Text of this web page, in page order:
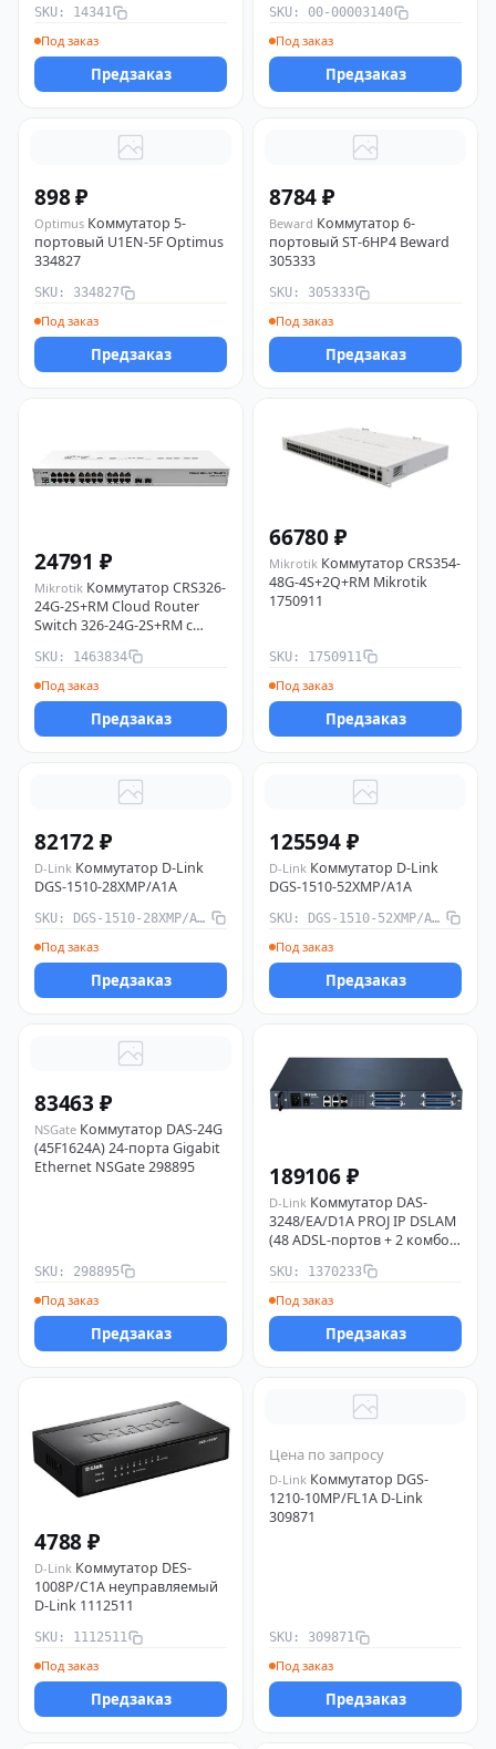
SKU: 14341
Под заказ
Предзаказ
SKU: 00-00003140
Под заказ
Предзаказ
898 ₽
Optimus Коммутатор 5-
портовый U1EN-5F Optimus
334827
SKU: 334827
Под заказ
Предзаказ
8784 ₽
Beward Коммутатор 6-
портовый ST-6HP4 Beward
305333
SKU: 305333
Под заказ
Предзаказ
24791 ₽
Mikrotik Коммутатор CRS326-
24G-2S+RM Cloud Router
Switch 326-24G-2S+RM с
стойку Mikrotik 1463834
SKU: 1463834
Под заказ
Предзаказ
66780 ₽
Mikrotik Коммутатор CRS354-
48G-4S+2Q+RM Mikrotik
1750911
SKU: 1750911
Под заказ
Предзаказ
82172 ₽
D-Link Коммутатор D-Link
DGS-1510-28XMP/A1A
SKU: DGS-1510-28XMP/A1A
Под заказ
Предзаказ
125594 ₽
D-Link Коммутатор D-Link
DGS-1510-52XMP/A1A
SKU: DGS-1510-52XMP/A1A
Под заказ
Предзаказ
83463 ₽
NSGate Коммутатор DAS-24G
(45F1624A) 24-порта Gigabit
Ethernet NSGate 298895
SKU: 298895
Под заказ
Предзаказ
189106 ₽
D-Link Коммутатор DAS-
3248/EA/D1A PROJ IP DSLAM
(48 ADSL-портов + 2 комбо-
D-Link 1370233
SKU: 1370233
Под заказ
Предзаказ
4788 ₽
D-Link Коммутатор DES-
1008P/C1A неуправляемый
D-Link 1112511
SKU: 1112511
Под заказ
Предзаказ
Цена по запросу
D-Link Коммутатор DGS-
1210-10MP/FL1A D-Link
309871
SKU: 309871
Под заказ
Предзаказ